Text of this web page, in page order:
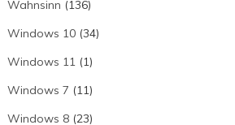
Wahnsinn (136)
Windows 10(34)
Windows 11(1)
Windows 7 (11)
Windows 8(23)